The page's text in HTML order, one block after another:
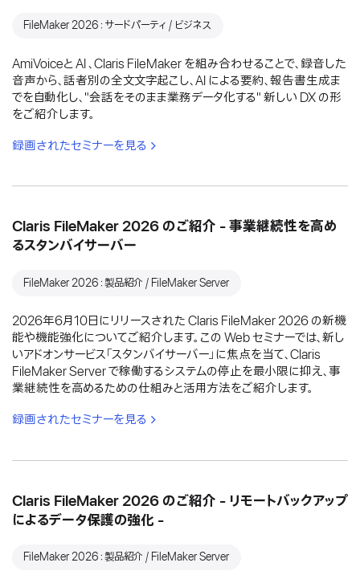
FileMaker 2026：サードパーティ / ビジネス
AmiVoiceと AI 、Claris FileMaker を組み合わせることで、録音した
音声から、話者別の全文文字起こし、AI による要約、報告書生成ま
でを自動化し、"会話をそのまま業務データ化する" 新しい DX の形
をご紹介します。
録画されたセミナーを見る
Claris FileMaker 2026 のご紹介 - 事業継続性を高め
るスタンバイサーバー
FileMaker 2026：製品紹介 / FileMaker Server
2026年6月10日にリリースされた Claris FileMaker 2026 の新機
能や機能強化についてご紹介します。この Web セミナーでは、新し
いアドオンサービス「スタンバイサーバー」に焦点を当て、Claris
FileMaker Server で稼働するシステムの停止を最小限に抑え、事
業継続性を高めるための仕組みと活用方法をご紹介します。
録画されたセミナーを見る
Claris FileMaker 2026 のご紹介 - リモートバックアップ
によるデータ保護の強化 -
FileMaker 2026：製品紹介 / FileMaker Server